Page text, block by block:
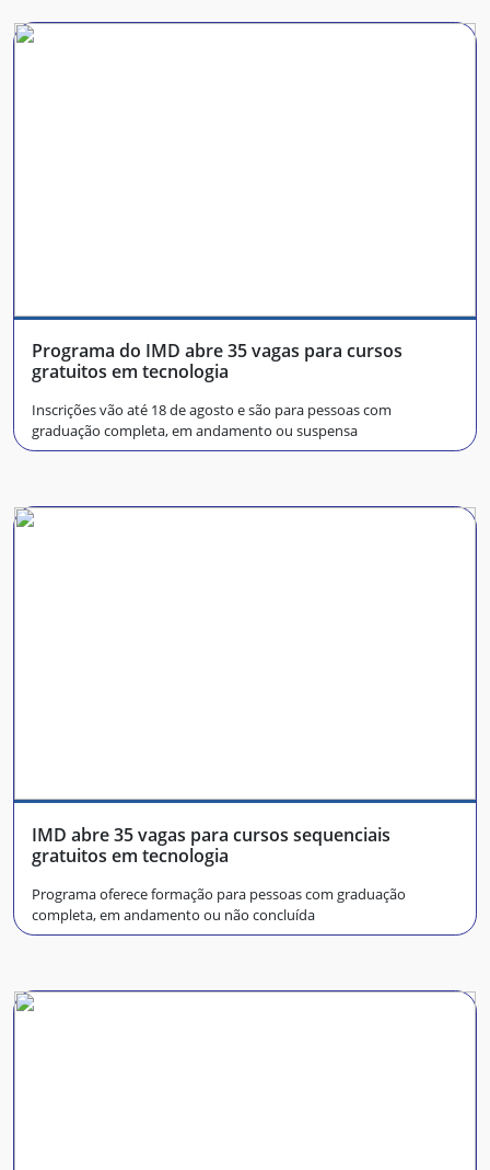
Programa do IMD abre 35 vagas para cursos
gratuitos em tecnologia
Inscrições vão até 18 de agosto e são para pessoas com
graduação completa, em andamento ou suspensa
IMD abre 35 vagas para cursos sequenciais
gratuitos em tecnologia
Programa oferece formação para pessoas com graduação
completa, em andamento ou não concluída